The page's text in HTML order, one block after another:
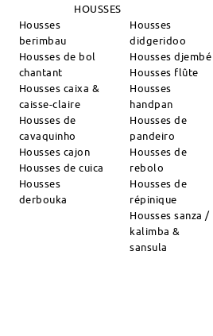
HOUSSES
Housses
berimbau
Housses de bol
chantant
Housses caixa &
caisse-claire
Housses de
cavaquinho
Housses cajon
Housses de cuica
Housses
derbouka
Housses
didgeridoo
Housses djembé
Housses flûte
Housses
handpan
Housses de
pandeiro
Housses de
rebolo
Housses de
répinique
Housses sanza /
kalimba &
sansula